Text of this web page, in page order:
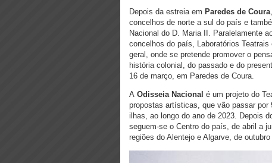
Depois da estreia em Paredes de Coura,
concelhos de norte a sul do país e
Nacional do D. Maria II. Paralelamente
concelhos do país, Laboratórios Teatrais
geral, onde se pretende promover o
história colonial, do passado e do
16 de março, em Paredes de Coura.
A Odisseia Nacional é um projeto do
propostas artísticas, que vão passar
ilhas, ao longo do ano de 2023. Depois
seguem-se o Centro do país, de abril a
regiões do Alentejo e Algarve, de